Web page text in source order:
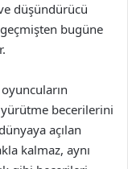
düşündürücü
bugüne
becerilerini
açılan
kalmaz, aynı